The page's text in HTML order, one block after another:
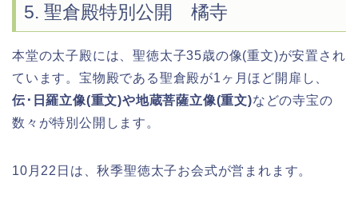
5. 聖倉殿特別公開 橘寺
本堂の太子殿には、聖徳太子35歳の像(重文)が安置され
ています。宝物殿である聖倉殿が1ヶ月ほど開扉し、
伝･日羅立像(重文)や地蔵菩薩立像(重文)などの寺宝の
数々が特別公開します。
10月22日は、秋季聖徳太子お会式が営まれます。